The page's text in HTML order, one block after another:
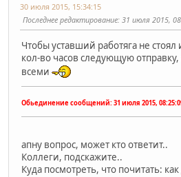
30 июля 2015, 15:34:15
Последнее редактирование: 31 июля 2015,
Чтобы уставший работяга не
кол-во часов следующую отправку,
всеми
Обьединение сообщений: 31 июля 2015,
апну вопрос, может кто ответит..
Коллеги, подскажите..
Куда посмотреть, что почитать: